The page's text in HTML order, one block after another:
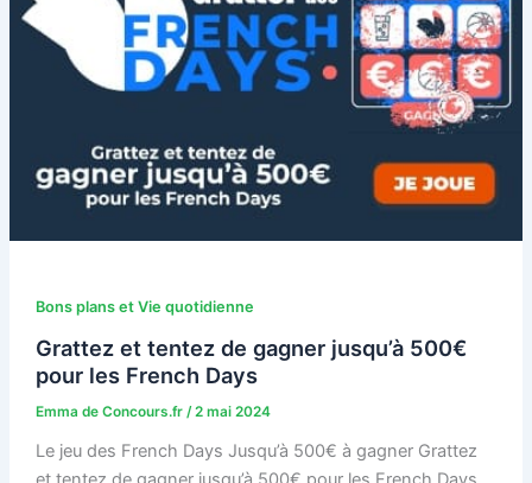
Bons plans et Vie quotidienne
Grattez et tentez de gagner jusqu’à 500€
pour les French Days
Emma de Concours.fr /2 mai 2024
Le jeu des French Days Jusqu’à 500€ à gagner Grattez